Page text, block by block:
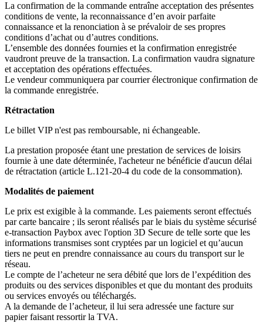
La confirmation de la commande entraîne acceptation des présentes
conditions de vente, la reconnaissance d’en avoir parfaite
connaissance et la renonciation à se prévaloir de ses propres
conditions d’achat ou d’autres conditions.
L’ensemble des données fournies et la confirmation enregistrée
vaudront preuve de la transaction. La confirmation vaudra signature
et acceptation des opérations effectuées.
Le vendeur communiquera par courrier électronique confirmation de
la commande enregistrée.
Rétractation
Le billet VIP n'est pas remboursable, ni échangeable.
La prestation proposée étant une prestation de services de loisirs
fournie à une date déterminée, l'acheteur ne bénéficie d'aucun délai
de rétractation (article L.121-20-4 du code de la consommation).
Modalités de paiement
Le prix est exigible à la commande. Les paiements seront effectués
par carte bancaire ; ils seront réalisés par le biais du système sécurisé
e-transaction Paybox avec l'option 3D Secure de telle sorte que les
informations transmises sont cryptées par un logiciel et qu’aucun
tiers ne peut en prendre connaissance au cours du transport sur le
réseau.
Le compte de l’acheteur ne sera débité que lors de l’expédition des
produits ou des services disponibles et que du montant des produits
ou services envoyés ou téléchargés.
A la demande de l’acheteur, il lui sera adressée une facture sur
papier faisant ressortir la TVA.